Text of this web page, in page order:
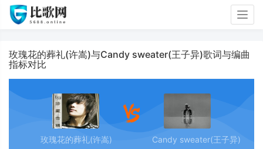
玫瑰花的葬礼(许嵩)与Candy sweater(王子异)歌词与编曲
指标对比
玫瑰花的葬礼(许嵩) Candy sweater(王子异)